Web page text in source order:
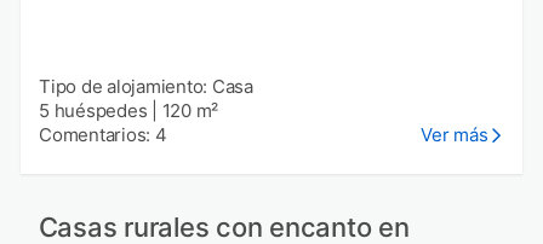
Tipo de alojamiento: Casa
5 huéspedes
120 m²
Comentarios: 4
Ver más
Casas rurales con encanto en